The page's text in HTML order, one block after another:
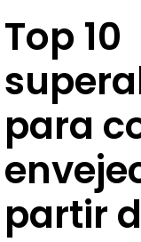
Top 10
para
partir